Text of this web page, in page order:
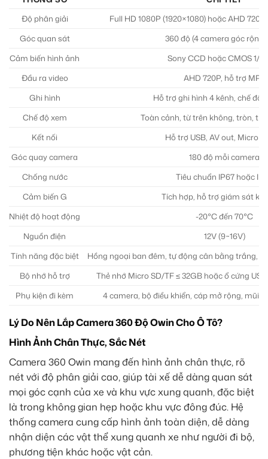
Độ phân giải
Full HD 1080P (1920×1080) hoặc AHD
Góc quan sát
360 độ (4 camera góc rộng
Cảm biến hình ảnh
Sony CCD hoặc CMOS 1/3
Đầu ra video
AHD 720P, hỗ trợ MP4
Ghi hình
Hỗ trợ ghi hình 4 kênh, chế độ
Chế độ xem
Toàn cảnh, từ trên không, tròn,
Kết nối
Hỗ trợ USB, AV out, Micro
Góc quay camera
180 độ mỗi camera
Chống nước
Tiêu chuẩn IP67 hoặc
Cảm biến G
Tích hợp, hỗ trợ giám sát khi
Nhiệt độ hoạt động
-20°C đến 70°C
Nguồn điện
12V (9~16V)
Tính năng đặc biệt
Hồng ngoại ban đêm, tự động cân bằng trắng,
Bộ nhớ hỗ trợ
Thẻ nhớ Micro SD/TF ≤ 32GB hoặc ổ cứng
Phụ kiện đi kèm
4 camera, bộ điều khiển, cáp mở rộng, mũi
Lý Do Nên Lắp Camera 360 Độ Owin Cho Ô Tô?
Hình Ảnh Chân Thực, Sắc Nét
Camera 360 Owin mang đến hình ảnh chân thực, rõ
nét với độ phân giải cao, giúp tài xế dễ dàng quan sát
mọi góc cạnh của xe và khu vực xung quanh, đặc biệt
là trong không gian hẹp hoặc khu vực đông đúc. Hệ
thống camera cung cấp hình ảnh toàn diện, dễ dàng
nhận diện các vật thể xung quanh xe như người đi bộ,
phương tiện khác hoặc vật cản.